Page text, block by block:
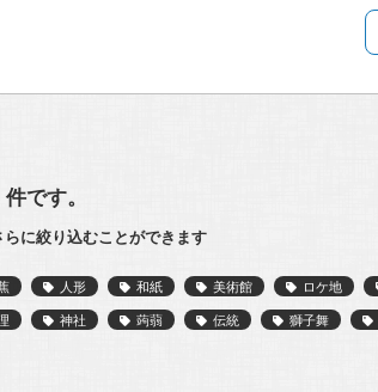
件です。
に絞り込むことができます
人形 和紙 美術館 ロケ地
神社 蒟蒻 伝統 獅子舞